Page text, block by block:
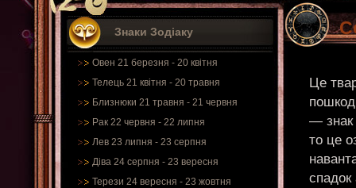
Знаки Зодіаку
Овен 21 березня - 20 квітня
Телець 21 квітня - 20 травня
Близнюки 21 травня - 21 червня
Рак 22 червня - 22 липня
Лев 23 липня - 23 серпня
Діва 24 серпня - 23 вересня
Терези 24 вересня - 23 жовтня
Це
— знак
то це